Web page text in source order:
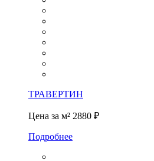
ТРАВЕРТИН
Цена за м² 2880 ₽
Подробнее